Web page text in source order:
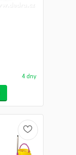
4 dny